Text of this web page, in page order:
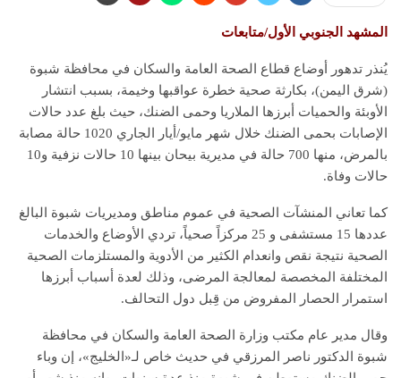
المشهد الجنوبي الأول/متابعات
يُنذر تدهور أوضاع قطاع الصحة العامة والسكان في محافظة شبوة
(شرق اليمن)، بكارثة صحية خطرة عواقبها وخيمة، بسبب انتشار
الأوبئة والحميات أبرزها الملاريا وحمى الضنك، حيث بلغ عدد حالات
الإصابات بحمى الضنك خلال شهر مايو/أيار الجاري 1020 حالة مصابة
بالمرض، منها 700 حالة في مديرية بيحان بينها 10 حالات نزفية و10
حالات وفاة.
كما تعاني المنشآت الصحية في عموم مناطق ومديريات شبوة البالغ
عددها 15 مستشفى و 25 مركزاً صحياً، تردي الأوضاع والخدمات
الصحية نتيجة نقص وانعدام الكثير من الأدوية والمستلزمات الصحية
المختلفة المخصصة لمعالجة المرضى، وذلك لعدة أسباب أبرزها
استمرار الحصار المفروض من قِبل دول التحالف.
وقال مدير عام مكتب وزارة الصحة العامة والسكان في محافظة
شبوة الدكتور ناصر المرزقي في حديث خاص لـ«الخليج»، إن وباء